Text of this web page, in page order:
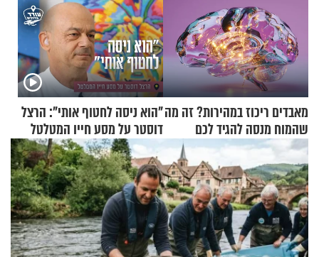
מאבדים ריכוז במהירות? זה מה
שהמוח מנסה להגיד לכם
"הוא ניסה לחטוף אותי": הרצל
דוסטר על מסע חייו המטלטל